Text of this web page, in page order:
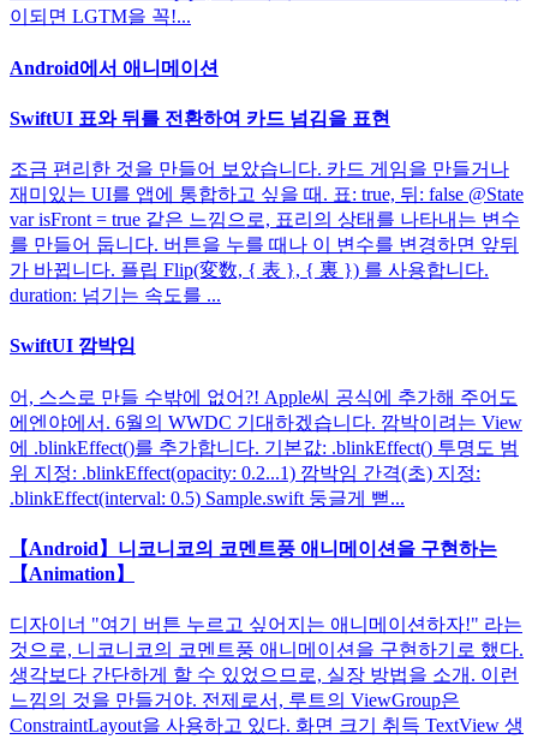
이되면 LGTM을 꼭!...
Android에서 애니메이션
SwiftUI 표와 뒤를 전환하여 카드 넘김을 표현
조금 편리한 것을 만들어 보았습니다. 카드 게임을 만들거나
재미있는 UI를 앱에 통합하고 싶을 때. 표: true, 뒤: false @State
var isFront = true 같은 느낌으로, 표리의 상태를 나타내는 변수
를 만들어 둡니다. 버튼을 누를 때나 이 변수를 변경하면 앞뒤
가 바뀝니다. 플립 Flip(変数, { 表 }, { 裏 }) 를 사용합니다.
duration: 넘기는 속도를 ...
SwiftUI 깜박임
어, 스스로 만들 수밖에 없어?! Apple씨 공식에 추가해 주어도
에엔야에서. 6월의 WWDC 기대하겠습니다. 깜박이려는 View
에 .blinkEffect()를 추가합니다. 기본값: .blinkEffect() 투명도 범
위 지정: .blinkEffect(opacity: 0.2...1) 깜박임 간격(초) 지정:
.blinkEffect(interval: 0.5) Sample.swift 둥글게 뻗...
【Android】니코니코의 코멘트풍 애니메이션을 구현하는
【Animation】
디자이너 "여기 버튼 누르고 싶어지는 애니메이션하자!" 라는
것으로, 니코니코의 코멘트풍 애니메이션을 구현하기로 했다.
생각보다 간단하게 할 수 있었으므로, 실장 방법을 소개. 이런
느낌의 것을 만들거야. 전제로서, 루트의 ViewGroup은
ConstraintLayout을 사용하고 있다. 화면 크기 취득 TextView 생